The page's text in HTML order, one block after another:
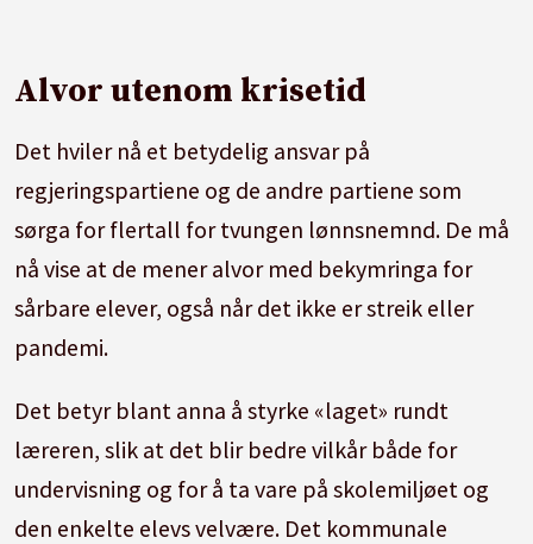
Alvor utenom krisetid
Det hviler nå et betydelig ansvar på
regjeringspartiene og de andre partiene som
sørga for flertall for tvungen lønnsnemnd. De må
nå vise at de mener alvor med bekymringa for
sårbare elever, også når det ikke er streik eller
pandemi.
Det betyr blant anna å styrke «laget» rundt
læreren, slik at det blir bedre vilkår både for
undervisning og for å ta vare på skolemiljøet og
den enkelte elevs velvære. Det kommunale